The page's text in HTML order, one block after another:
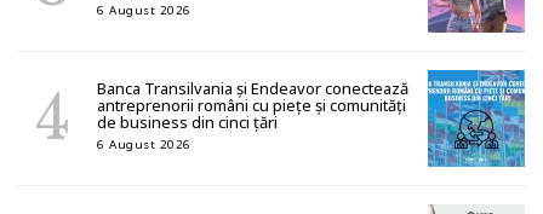
6 August 2026
Banca Transilvania și Endeavor conectează
antreprenorii români cu piețe și comunități
de business din cinci țări
6 August 2026